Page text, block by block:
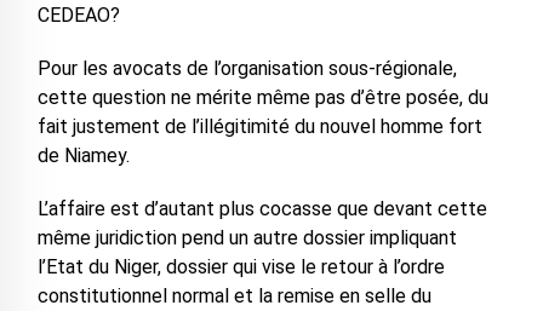
CEDEAO?
Pour les avocats de l’organisation sous-régionale,
cette question ne mérite même pas d’être posée, du
fait justement de l’illégitimité du nouvel homme fort
de Niamey.
L’affaire est d’autant plus cocasse que devant cette
même juridiction pend un autre dossier impliquant
l’Etat du Niger, dossier qui vise le retour à l’ordre
constitutionnel normal et la remise en selle du